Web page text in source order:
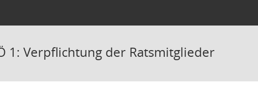
1: Verpflichtung der Ratsmitglieder